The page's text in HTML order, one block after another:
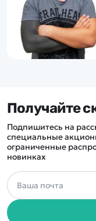
Получайте
Подпишитесь на
специальные
ограниченные
новинках